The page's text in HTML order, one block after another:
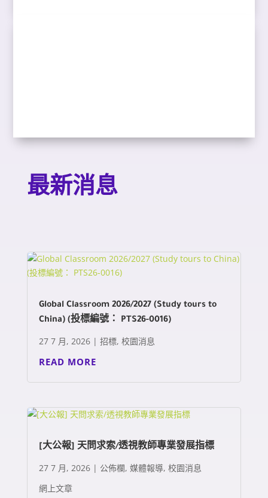
最新消息
Global Classroom 2026/2027 (Study tours to
China) (投標編號： PTS26-0016)
27 7 月, 2026| 招標, 校園消息
READ MORE
[大公報] 天問求索/透視教師專業發展指標
27 7 月, 2026| 公佈欄, 媒體報導, 校園消息
網上文章